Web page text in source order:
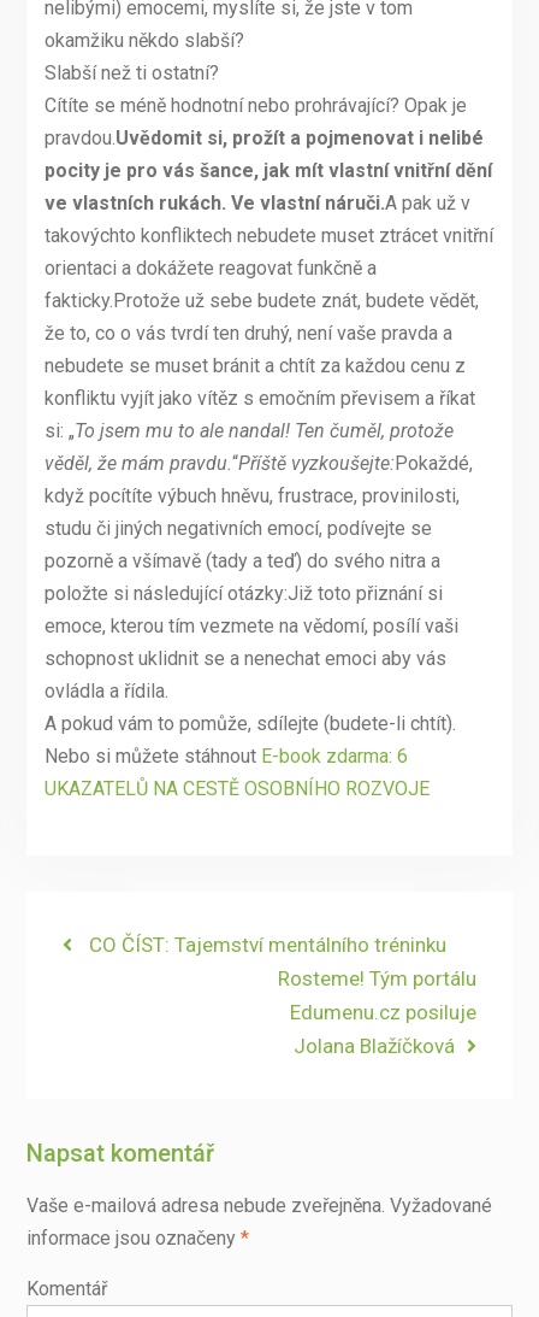
nelibými) emocemi, myslíte si, že jste v tom
okamžiku někdo slabší?
Slabší než ti ostatní?
Cítíte se méně hodnotní nebo prohrávající? Opak je
pravdou.Uvědomit si, prožít a pojmenovat i nelibé
pocity je pro vás šance, jak mít vlastní vnitřní dění
ve vlastních rukách. Ve vlastní náruči.A pak už v
takovýchto konfliktech nebudete muset ztrácet vnitřní
orientaci a dokážete reagovat funkčně a
fakticky.Protože už sebe budete znát, budete vědět,
že to, co o vás tvrdí ten druhý, není vaše pravda a
nebudete se muset bránit a chtít za každou cenu z
konfliktu vyjít jako vítěz s emočním převisem a říkat
si: „To jsem mu to ale nandal! Ten čuměl, protože
věděl, že mám pravdu.“Příště vyzkoušejte:Pokaždé,
když pocítíte výbuch hněvu, frustrace, provinilosti,
studu či jiných negativních emocí, podívejte se
pozorně a všímavě (tady a teď) do svého nitra a
položte si následující otázky:Již toto přiznání si
emoce, kterou tím vezmete na vědomí, posílí vaši
schopnost uklidnit se a nenechat emoci aby vás
ovládla a řídila.
A pokud vám to pomůže, sdílejte (budete-li chtít).
Nebo si můžete stáhnout E-book zdarma: 6
UKAZATELŮ NA CESTĚ OSOBNÍHO ROZVOJE
Navigace
Previous
CO ČÍST: Tajemství mentálního tréninku
Next
post:
Rosteme! Tým portálu
Edumenu.cz posiluje
Jolana Blažíčková
Napsat komentář
Vaše e-mailová adresa nebude zveřejněna. Vyžadované
informace jsou označeny *
Komentář